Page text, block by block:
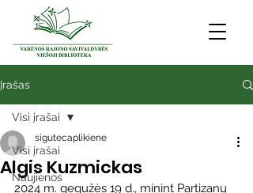
Įrašas
Visi įrašai
Naujienos
Visi įrašai
Algis Kuzmickas
sigutecaplikiene
2024 m. gegužės 19 d., minint Partizanų